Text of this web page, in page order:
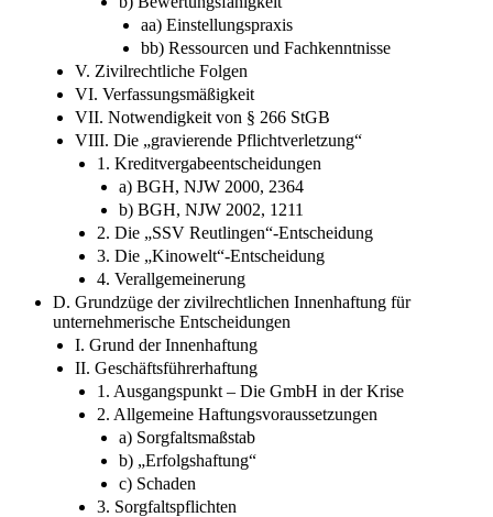
aa) Einstellungspraxis
bb) Ressourcen und Fachkenntnisse
V. Zivilrechtliche Folgen
VI. Verfassungsmäßigkeit
VII. Notwendigkeit von § 266 StGB
VIII. Die „gravierende Pflichtverletzung“
1. Kreditvergabeentscheidungen
a) BGH, NJW 2000, 2364
b) BGH, NJW 2002, 1211
2. Die „SSV Reutlingen“-Entscheidung
3. Die „Kinowelt“-Entscheidung
4. Verallgemeinerung
D. Grundzüge der zivilrechtlichen Innenhaftung für
unternehmerische Entscheidungen
I. Grund der Innenhaftung
II. Geschäftsführerhaftung
1. Ausgangspunkt – Die GmbH in der Krise
2. Allgemeine Haftungsvoraussetzungen
a) Sorgfaltsmaßstab
b) „Erfolgshaftung“
c) Schaden
3. Sorgfaltspflichten